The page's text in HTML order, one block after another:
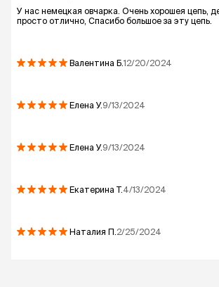
У нас немецкая овчарка. Очень хорошея цепь,
просто отлично, Спасибо большое за эту цепь.
Валентина Б.12/20/2024
Елена У.9/13/2024
Елена У.9/13/2024
Екатерина Т. 4/13/2024
Наталия П. 2/25/2024